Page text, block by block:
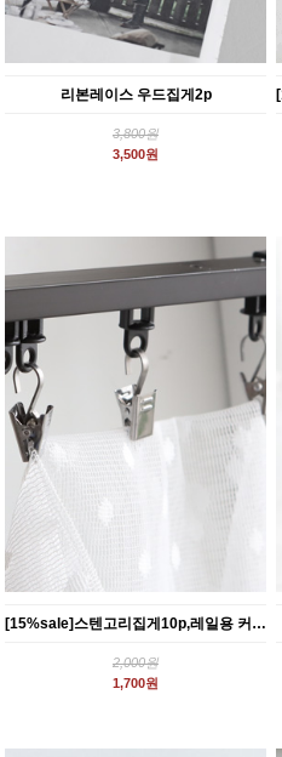
리본레이스 우드집게2p
3,800원
3,500원
[15%sale]스텐고리집게10p,레일용 커튼클립 커튼핀대용
2,000원
1,700원